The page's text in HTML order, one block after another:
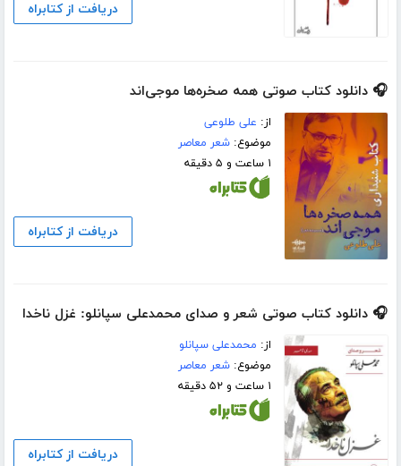
دریافت از کتابراه
🎧 دانلود کتاب صوتی همه صخره‌ها موجی‌اند
از: علی طلوعی
موضوع:شعر معاصر
۱ ساعت و ۵ دقیقه
دریافت از کتابراه
🎧 دانلود کتاب صوتی شعر و صدای محمدعلی سپانلو: غزل ناخدا
از: محمدعلی سپانلو
موضوع:شعر معاصر
۱ ساعت و ۵۲ دقیقه
دریافت از کتابراه